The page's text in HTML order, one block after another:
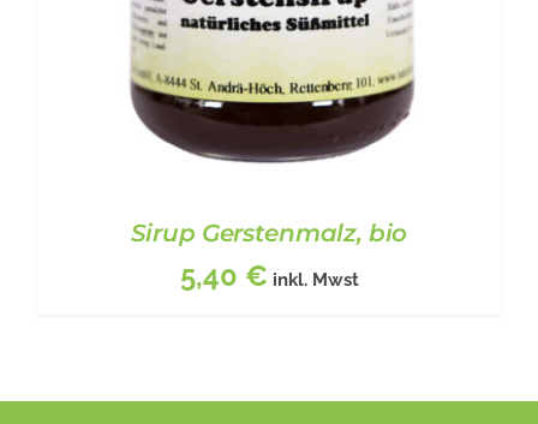
Sirup Gerstenmalz, bio
5,40 € inkl. Mwst